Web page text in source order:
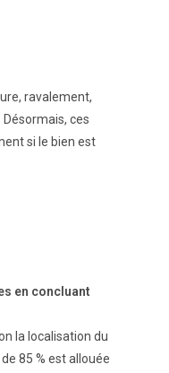
ravalement,
ces
si le bien est
en concluant
la localisation du
85 % est allouée